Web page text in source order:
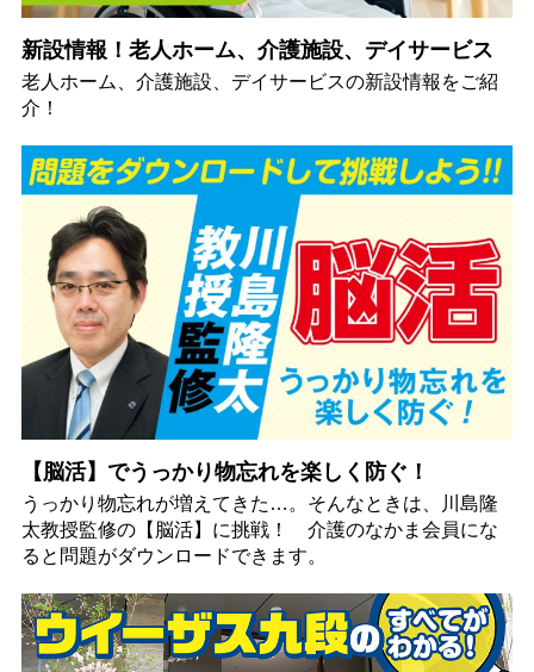
新設情報！老人ホーム、介護施設、デイサービス
老人ホーム、介護施設、デイサービスの新設情報をご紹
介！
【脳活】でうっかり物忘れを楽しく防ぐ！
うっかり物忘れが増えてきた…。そんなときは、川島隆
太教授監修の【脳活】に挑戦！ 介護のなかま会員にな
ると問題がダウンロードできます。